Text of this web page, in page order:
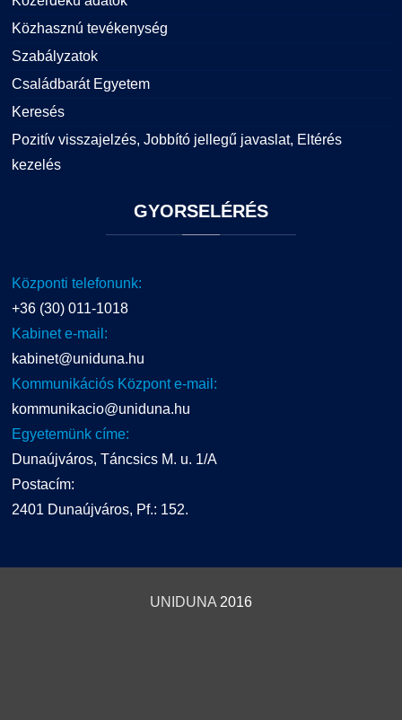
Közhasznú tevékenység
Szabályzatok
Családbarát Egyetem
Keresés
Pozitív visszajelzés, Jobbító jellegű javaslat, Eltérés
kezelés
GYORSELÉRÉS
Központi telefonunk:
+36 (30) 011-1018
Kabinet e-mail:
kabinet@uniduna.hu
Kommunikációs Központ e-mail:
kommunikacio@uniduna.hu
Egyetemünk címe:
Dunaújváros, Táncsics M. u. 1/A
Postacím:
2401 Dunaújváros, Pf.: 152.
UNIDUNA 2016